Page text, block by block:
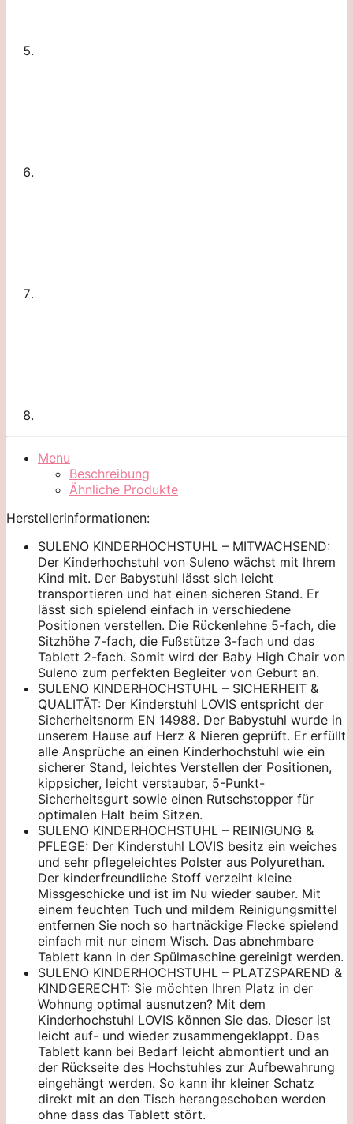
Menu
Beschreibung
Ähnliche Produkte
Herstellerinformationen:
SULENO KINDERHOCHSTUHL – MITWACHSEND:
Der Kinderhochstuhl von Suleno wächst mit Ihrem
Kind mit. Der Babystuhl lässt sich leicht
transportieren und hat einen sicheren Stand. Er
lässt sich spielend einfach in verschiedene
Positionen verstellen. Die Rückenlehne 5-fach, die
Sitzhöhe 7-fach, die Fußstütze 3-fach und das
Tablett 2-fach. Somit wird der Baby High Chair von
Suleno zum perfekten Begleiter von Geburt an.
SULENO KINDERHOCHSTUHL – SICHERHEIT &
QUALITÄT: Der Kinderstuhl LOVIS entspricht der
Sicherheitsnorm EN 14988. Der Babystuhl wurde in
unserem Hause auf Herz & Nieren geprüft. Er erfüllt
alle Ansprüche an einen Kinderhochstuhl wie ein
sicherer Stand, leichtes Verstellen der Positionen,
kippsicher, leicht verstaubar, 5-Punkt-
Sicherheitsgurt sowie einen Rutschstopper für
optimalen Halt beim Sitzen.
SULENO KINDERHOCHSTUHL – REINIGUNG &
PFLEGE: Der Kinderstuhl LOVIS besitz ein weiches
und sehr pflegeleichtes Polster aus Polyurethan.
Der kinderfreundliche Stoff verzeiht kleine
Missgeschicke und ist im Nu wieder sauber. Mit
einem feuchten Tuch und mildem Reinigungsmittel
entfernen Sie noch so hartnäckige Flecke spielend
einfach mit nur einem Wisch. Das abnehmbare
Tablett kann in der Spülmaschine gereinigt werden.
SULENO KINDERHOCHSTUHL – PLATZSPAREND &
KINDGERECHT: Sie möchten Ihren Platz in der
Wohnung optimal ausnutzen? Mit dem
Kinderhochstuhl LOVIS können Sie das. Dieser ist
leicht auf- und wieder zusammengeklappt. Das
Tablett kann bei Bedarf leicht abmontiert und an
der Rückseite des Hochstuhles zur Aufbewahrung
eingehängt werden. So kann ihr kleiner Schatz
direkt mit an den Tisch herangeschoben werden
ohne dass das Tablett stört.